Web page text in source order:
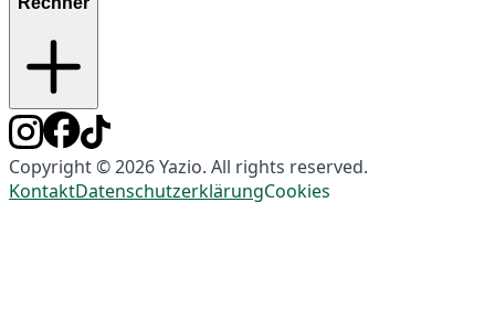
Copyright © 2026 Yazio. All rights reserved.
KontaktDatenschutzerklärungCookies